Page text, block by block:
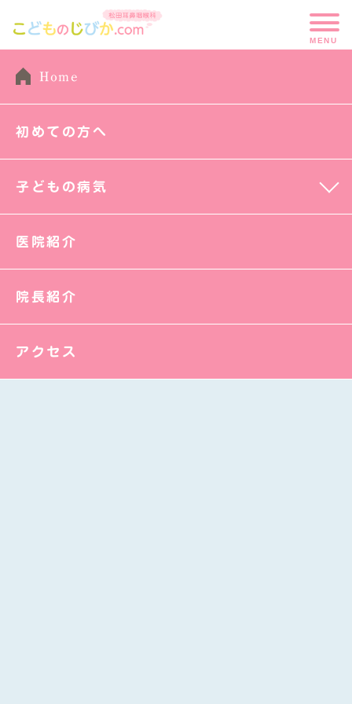
Home
初めての方へ
子どもの病気
医院紹介
院長紹介
アクセス